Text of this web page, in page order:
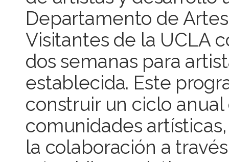
Departamento de
Visitantes de la UCLA
dos semanas para
establecida. Este
construir un ciclo
comunidades
la colaboración a